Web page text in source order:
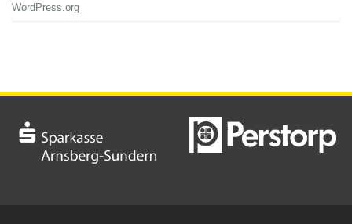
WordPress.org